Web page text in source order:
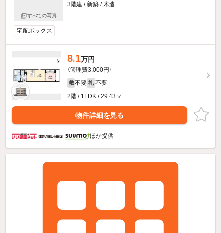
すべての写真
3階建 / 新築 / 木造
宅配ボックス
8.1万円
（管理費3,000円）
敷 不要 礼 不要
2階 / 1LDK / 29.43㎡
物件詳細を見る
ほか提供